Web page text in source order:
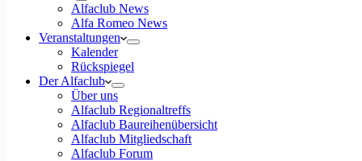
Alfaclub News
Alfa Romeo News
Veranstaltungen
Kalender
Rückspiegel
Der Alfaclub
Über uns
Alfaclub Regionaltreffs
Alfaclub Baureihenübersicht
Alfaclub Mitgliedschaft
Alfaclub Forum